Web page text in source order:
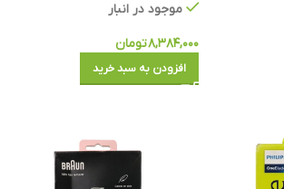
موجود در انبار
۸,۳۸۴,۰۰۰تومان
افزودن به سبد خرید